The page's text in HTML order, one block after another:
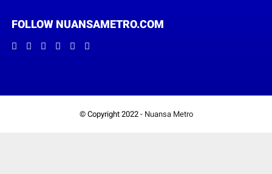
FOLLOW NUANSAMETRO.COM
© Copyright 2022 - Nuansa Metro